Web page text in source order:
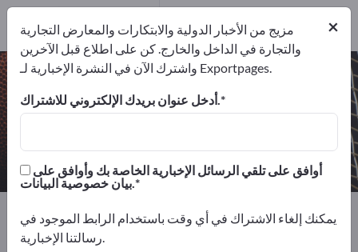
حقائب رياضية – اعثر على الشركات
المصنعة والموردين
1
1
Exportpages الرياضة والعطلات
السلع الرياضية
حقائب رياضية
×
مزيج من الأخبار الدولية والابتكارات والمعارض التجارية
والتجارة في الداخل والخارج. كن على اطلاع قبل الآخرين
واشترك الآن في النشرة الإخبارية لـ Exportpages.
أدخل عنوان بريدك الإلكتروني للاشتراك.
بيان خصوصية البيانات.
يمكنك إلغاء الاشتراك في أي وقت باستخدام الرابط الموجود في
رسالتنا الإخبارية.